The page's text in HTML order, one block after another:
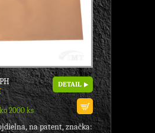
2000 ks
DETAIL
na patent, značka: